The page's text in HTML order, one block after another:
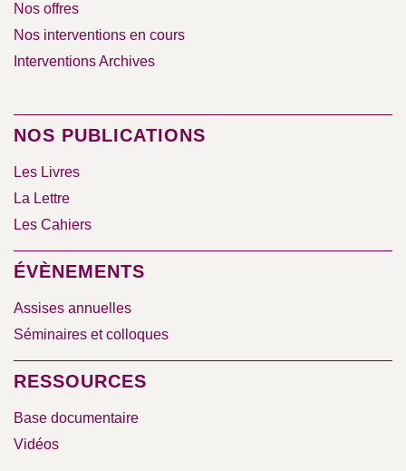
Nos offres
Nos interventions en cours
Interventions Archives
NOS PUBLICATIONS
Les Livres
La Lettre
Les Cahiers
ÉVÈNEMENTS
Assises annuelles
Séminaires et colloques
RESSOURCES
Base documentaire
Vidéos